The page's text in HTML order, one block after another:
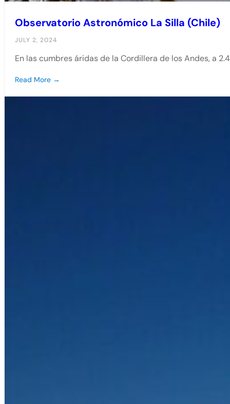
Observatorio Astronómico La Silla (Chile)
JULY 2, 2024
En las cumbres áridas de la Cordillera de los Andes, a
Read More →